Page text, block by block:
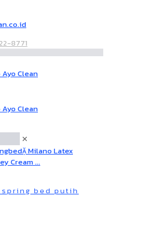
8771
✕
spring bed putih